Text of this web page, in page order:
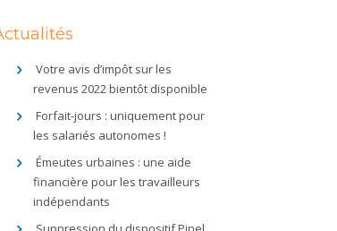
Votre avis d’impôt sur les
revenus 2022 bientôt disponible
Forfait-jours : uniquement pour
les salariés autonomes !
Émeutes urbaines : une aide
financière pour les travailleurs
indépendants